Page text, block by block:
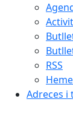
RSS
Adreces i